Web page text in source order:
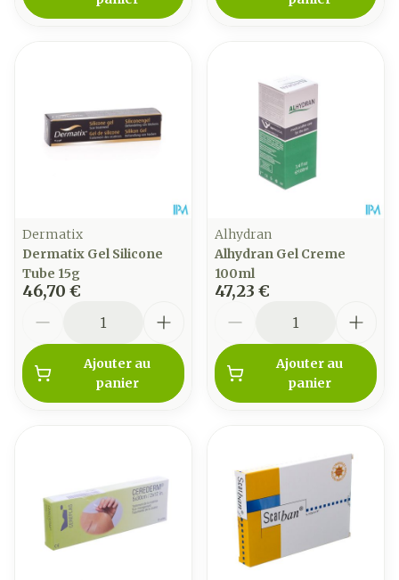
Dermatix
Dermatix Gel Silicone
Tube 15g
46,70 €
Ajouter au
panier
Alhydran
Alhydran Gel Creme
100ml
47,23 €
Ajouter au
panier